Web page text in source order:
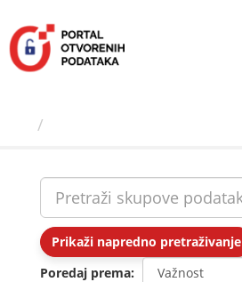
sadržaj
Prikaži napredno pretraživanje
Poredaj prema